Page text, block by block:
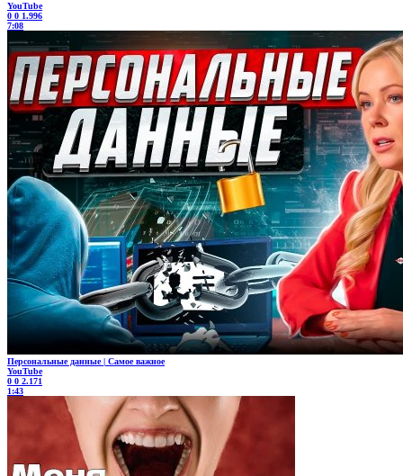
YouTube
0 0 1.996
7:08
Персональные данные | Самое важное
YouTube
0 0 2.171
1:43